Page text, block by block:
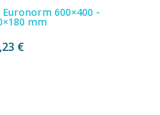
600×400 -
mm
€